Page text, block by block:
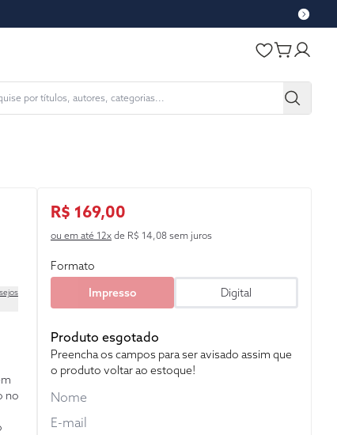
no
R$ 169,00
ou em até 12xde R$ 14,08 sem juros
Formato
Impresso
Digital
Produto esgotado
Preencha os campos para ser avisado assim que
o produto voltar ao estoque!